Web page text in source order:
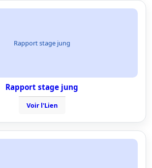
Rapport stage jung
Rapport stage jung
Voir l'Lien